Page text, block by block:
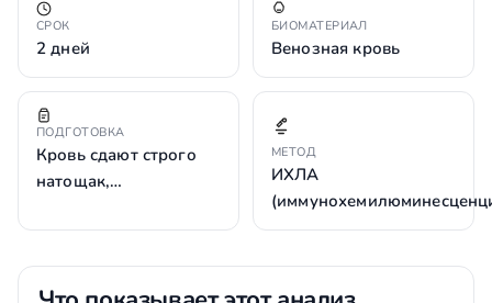
СРОК
2 дней
БИОМАТЕРИАЛ
Венозная кровь
ПОДГОТОВКА
Кровь сдают строго
натощак,…
МЕТОД
ИХЛА